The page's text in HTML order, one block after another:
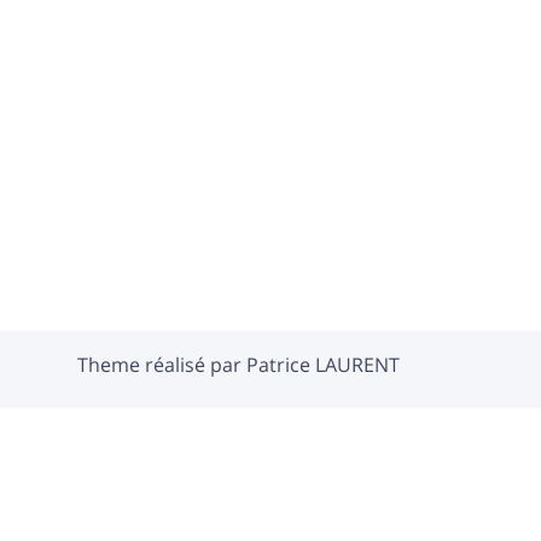
Theme réalisé par Patrice LAURENT